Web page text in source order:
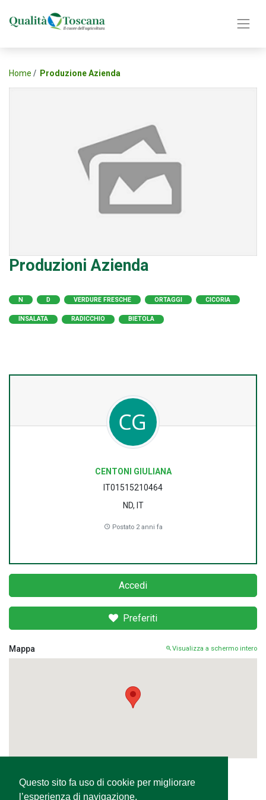
Questo sito fa uso di cookie per migliorare
l’esperienza di navigazione,
Home Produzione Azienda
Produzioni Azienda
N D VERDURE FRESCHE ORTAGGI CICORIA
INSALATA RADICCHIO BIETOLA
CENTONI GIULIANA
IT01515210464
ND, IT
Postato 2 anni fa
Accedi
Preferiti
Mappa Visualizza a schermo intero
Condividi